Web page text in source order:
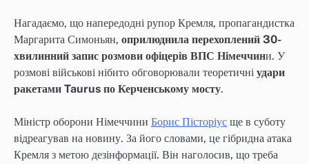
Нагадаємо, що напередодні рупор Кремля, пропагандистка
Маргарита Симоньян, оприлюднила перехоплений 30-
хвилинний запис розмови офіцерів ВПС Німеччини. У
розмові військові нібито обговорювали теоретичні удари
ракетами Taurus по Керченському мосту.
Міністр оборони Німеччини Борис Пісторіус ще в суботу
відреагував на новину. За його словами, це гібридна атака
Кремля з метою дезінформації. Він наголосив, що треба